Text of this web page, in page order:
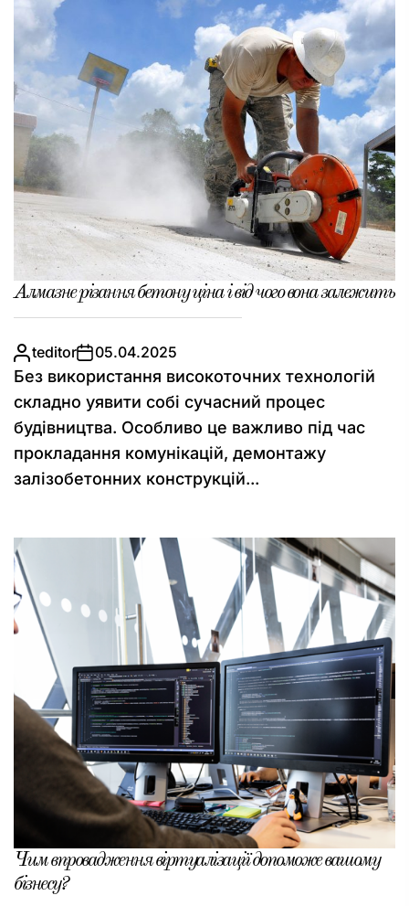
Алмазне різання бетону ціна і від чого вона залежить
teditor 05.04.2025
Без використання високоточних технологій
складно уявити собі сучасний процес
будівництва. Особливо це важливо під час
прокладання комунікацій, демонтажу
залізобетонних конструкцій...
Чим впровадження віртуалізації допоможе вашому
бізнесу?